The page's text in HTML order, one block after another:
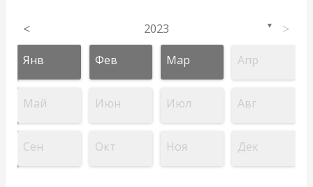
< 2023 ▼ >
Янв Фев Мар Апр
Май Июн Июл Авг
Сен Окт Ноя Дек